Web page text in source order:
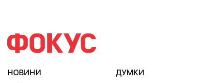
НОВИНИ
ДУМКИ